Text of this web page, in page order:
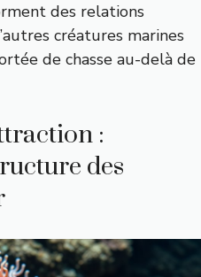
des relations
créatures marines
de chasse au-delà de
:
des